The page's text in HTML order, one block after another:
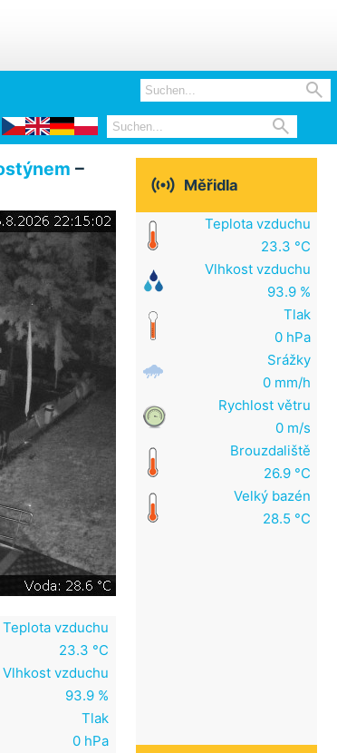


–
Teplota vzduchu
23.3 °C
Vlhkost vzduchu
93.9 %
Tlak
0 hPa
 Měřidla
Teplota vzduchu
23.3 °C
Vlhkost vzduchu
93.9 %
Tlak
0 hPa
Srážky
0 mm/h
Rychlost větru
0 m/s
Brouzdaliště
26.9 °C
Velký bazén
28.5 °C